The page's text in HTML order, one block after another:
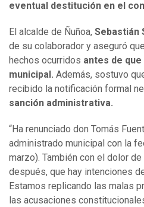
eventual destitución en el
El alcalde de Ñuñoa, Sebastián
de su colaborador y aseguró
hechos ocurridos antes de
municipal. Además, sostuvo
recibido la notificación formal
sanción administrativa.
“Ha renunciado don Tomás
administrado municipal con la
marzo). También con el dolor
después, que hay intenciones
Estamos replicando las malas
las acusaciones